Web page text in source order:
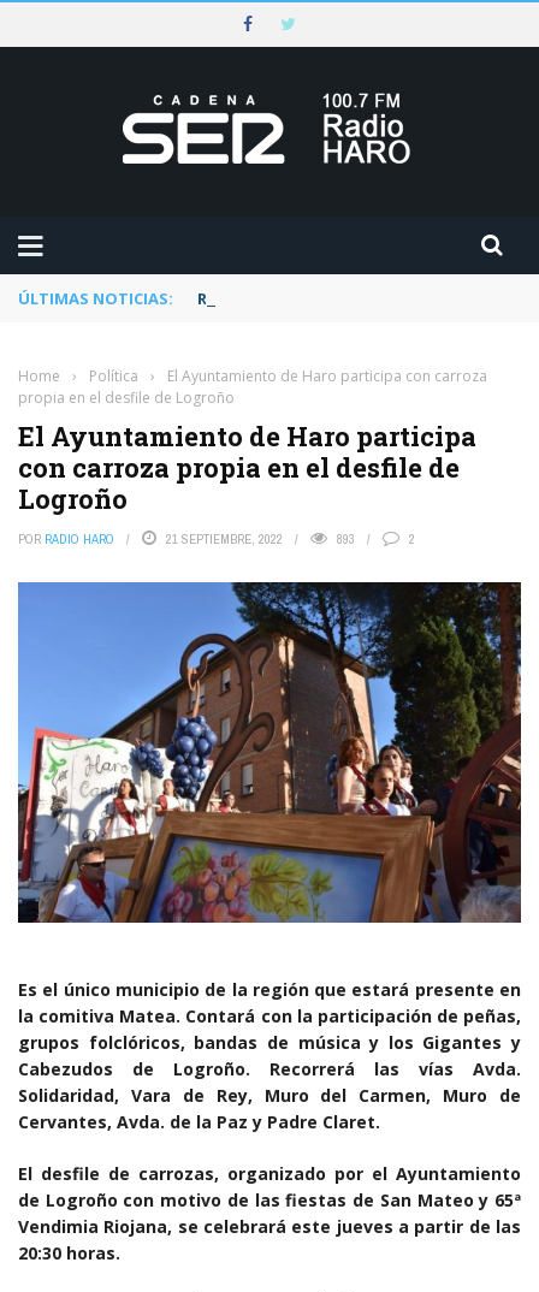
ÚLTIMAS NOTICIAS: Rescatado un ciclista accidentado en un
Home › Política ›
El Ayuntamiento de Haro participa con carroza
propia en el desfile de Logroño
El Ayuntamiento de Haro participa
con carroza propia en el desfile de
Logroño
POR RADIO HARO 21 SEPTIEMBRE, 2022 893 2
Es el único municipio de la región que estará presente en
la comitiva Matea. Contará con la participación de peñas,
grupos folclóricos, bandas de música y los Gigantes y
Cabezudos de Logroño. Recorrerá las vías Avda.
Solidaridad, Vara de Rey, Muro del Carmen, Muro de
Cervantes, Avda. de la Paz y Padre Claret.
El desfile de carrozas, organizado por el Ayuntamiento
de Logroño con motivo de las fiestas de San Mateo y 65ª
Vendimia Riojana, se celebrará este jueves a partir de las
20:30 horas.